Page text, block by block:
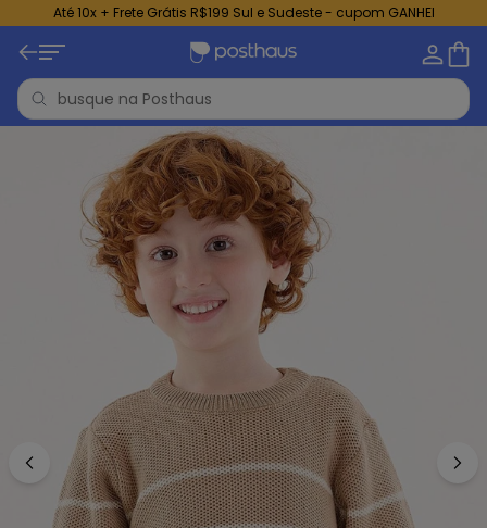
Até 10x + Frete Grátis R$199 Sul e Sudeste - cupom GANHEI